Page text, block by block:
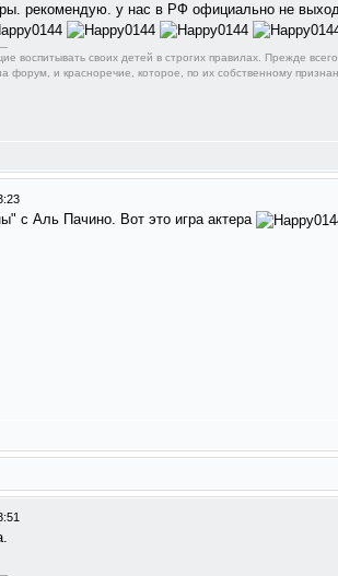
рекомендую. у нас в РФ официально не
своих детей в строгих правилах. Прежде
форум, и красноречие, которое, по их собственному
с Аль Пачино. Вот это игра актера